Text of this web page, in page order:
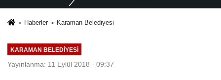
Haberler Karaman Belediyesi
KARAMAN BELEDIYESI
Yayınlanma: 11 Eylül 2018 - 09:37